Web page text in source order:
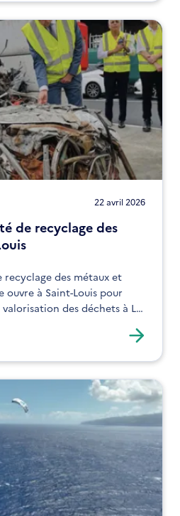
22 avril 2026
de recyclage des
recyclage des métaux et
ouvre à Saint-Louis pour
des déchets à La